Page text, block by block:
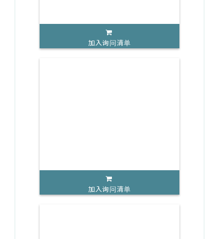
加入询问清单
加入询问清单